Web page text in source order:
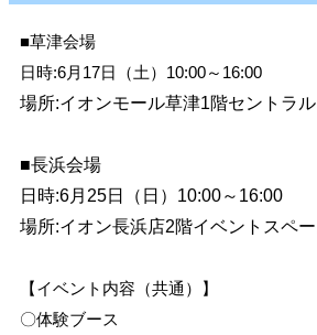
■草津会場
日時:6月17日（土） 10:00～16:00
場所:イオンモール草津1階セントラ
■長浜会場
日時:6月25日（日） 10:00～16:00
場所:イオン長浜店2階イベントスペ
【イベント内容（共通）】
〇体験ブース